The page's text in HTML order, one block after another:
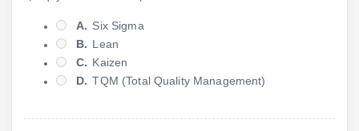
A. Six Sigma
B. Lean
C. Kaizen
D. TQM (Total Quality Management)